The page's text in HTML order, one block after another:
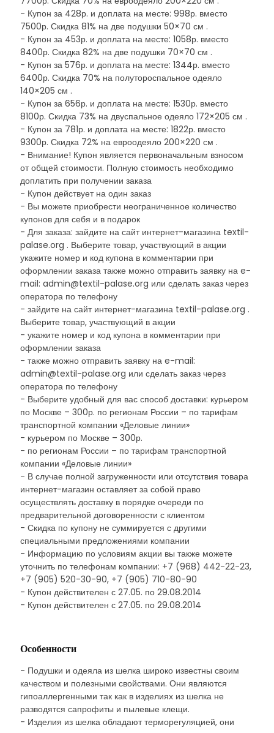
- Купон за 428р. и доплата на месте: 998р. вместо
7500р. Скидка 81% на две подушки 50×70 см .
- Купон за 453р. и доплата на месте: 1058р. вместо
8400р. Скидка 82% на две подушки 70×70 см .
- Купон за 576р. и доплата на месте: 1344р. вместо
6400р. Скидка 70% на полутороспальное одеяло
140×205 см .
- Купон за 656р. и доплата на месте: 1530р. вместо
8100р. Скидка 73% на двуспальное одеяло 172×205 см .
- Купон за 781р. и доплата на месте: 1822р. вместо
9300р. Скидка 72% на евроодеяло 200×220 см .
- Внимание! Купон является первоначальным взносом
от общей стоимости. Полную стоимость необходимо
доплатить при получении заказа
- Купон действует на один заказ
- Вы можете приобрести неограниченное количество
купонов для себя и в подарок
- Для заказа: зайдите на сайт интернет-магазина textil-
palase.org . Выберите товар, участвующий в акции
укажите номер и код купона в комментарии при
оформлении заказа также можно отправить заявку на e-
mail: admin@textil-palase.org или сделать заказ через
оператора по телефону
- зайдите на сайт интернет-магазина textil-palase.org .
Выберите товар, участвующий в акции
- укажите номер и код купона в комментарии при
оформлении заказа
- также можно отправить заявку на e-mail:
admin@textil-palase.org или сделать заказ через
оператора по телефону
- Выберите удобный для вас способ доставки: курьером
по Москве – 300р. по регионам России – по тарифам
транспортной компании «Деловые линии»
- курьером по Москве – 300р.
- по регионам России – по тарифам транспортной
компании «Деловые линии»
- В случае полной загруженности или отсутствия товара
интернет-магазин оставляет за собой право
осуществлять доставку в порядке очереди по
предварительной договоренности с клиентом
- Скидка по купону не суммируется с другими
специальными предложениями компании
- Информацию по условиям акции вы также можете
уточнить по телефонам компании: +7 (968) 442-22-23,
+7 (905) 520-30-90, +7 (905) 710-80-90
- Купон действителен с 27.05. по 29.08.2014
- Купон действителен с 27.05. по 29.08.2014
Особенности
- Подушки и одеяла из шелка широко известны своим
качеством и полезными свойствами. Они являются
гипоаллергенными так как в изделиях из шелка не
разводятся сапрофиты и пылевые клещи.
- Изделия из шелка обладают терморегуляцией, они